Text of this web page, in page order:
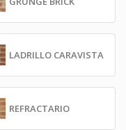
LADRILLO CARAVISTA
REFRACTARIO